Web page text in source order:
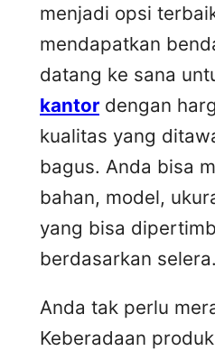
menjadi opsi
mendapatkan
datang ke sana
kantor dengan
kualitas yang
bagus. Anda bisa
bahan, model,
yang bisa
berdasarkan selera.
Anda tak perlu
Keberadaan